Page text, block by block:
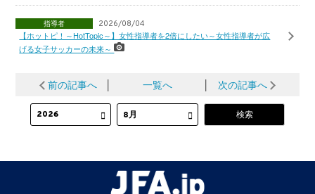
指導者 2026/08/04
【ホットピ！～HotTopic～】女性指導者を2倍にしたい～女性指導者が広
げる女子サッカーの未来～
前の記事へ 一覧へ 次の記事へ